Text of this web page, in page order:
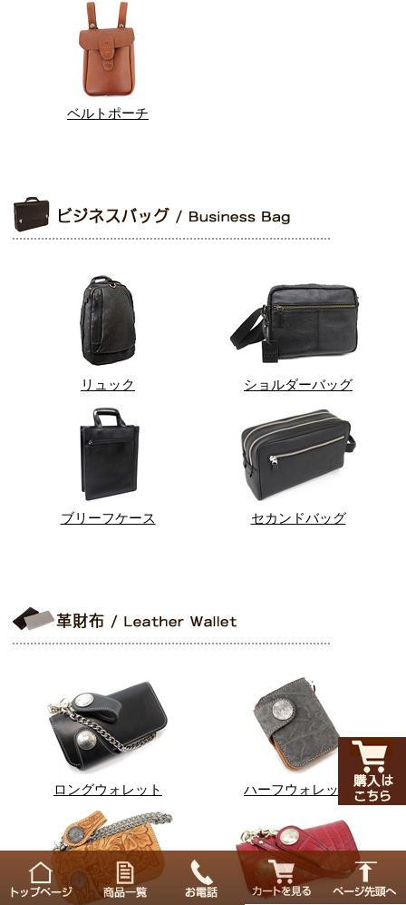
ベルトポーチ
リュック ショルダーバッグ
ブリーフケース セカンドバッグ
ロングウォレット ハーフウォレット